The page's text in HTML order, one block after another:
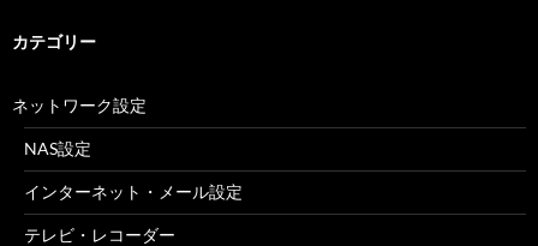
カテゴリー
ネットワーク設定
NAS設定
インターネット・メール設定
テレビ・レコーダー